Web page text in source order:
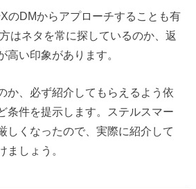
のDMからアプローチすることも有
はネタを常に探しているのか、返
高い印象があります。
か、必ず紹介してもらえるよう依
条件を提示します。ステルスマー
しくなったので、実際に紹介して
ましょう。